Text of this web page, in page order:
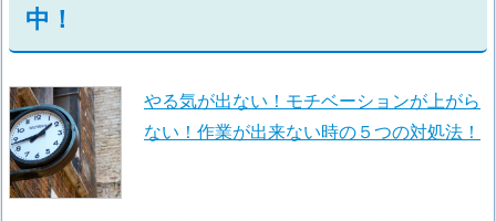
中！
やる気が出ない！モチベーションが上がら
ない！作業が出来ない時の５つの対処法！